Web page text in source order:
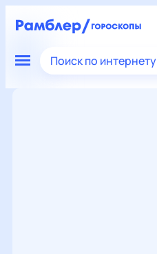
Поиск по интернету